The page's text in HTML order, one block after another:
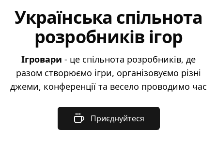
Українська спільнота
розробників ігор
Ігровари - це спільнота розробників, де
разом створюємо ігри, організовуємо різні
джеми, конференції та весело проводимо час
Приєднуйтеся